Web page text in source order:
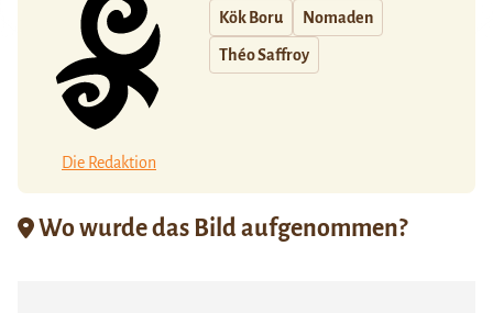
Die Redaktion
Kök Boru Nomaden
Théo Saffroy
Wo wurde das Bild aufgenommen?